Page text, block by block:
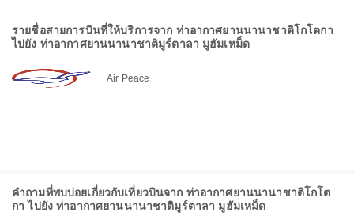
รายชื่อสายการบินที่ให้บริการจาก ท่าอากาศยานนานาชาติโกโตกา
ไปยัง ท่าอากาศยานนานาชาติมูร์ตาลา มูฮัมเหม็ด
Air Peace
คำถามที่พบบ่อยเกี่ยวกับเที่ยวบินจาก ท่าอากาศยานนานาชาติโกโต
กา ไปยัง ท่าอากาศยานนานาชาติมูร์ตาลา มูฮัมเหม็ด